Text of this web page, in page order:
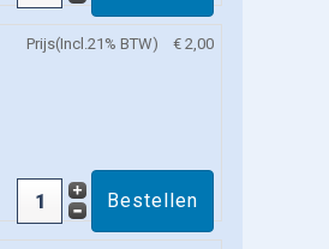
Prijs(Incl.21% BTW) € 2,00